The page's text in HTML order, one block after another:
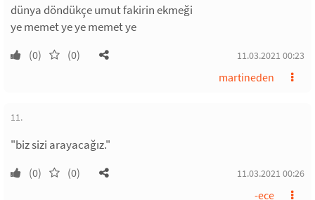
dünya döndükçe umut fakirin ekmeği
ye memet ye ye memet ye
(0) (0) 11.03.2021 00:23
martineden
11.
"biz sizi arayacağız."
(0) (0) 11.03.2021 00:26
-ece